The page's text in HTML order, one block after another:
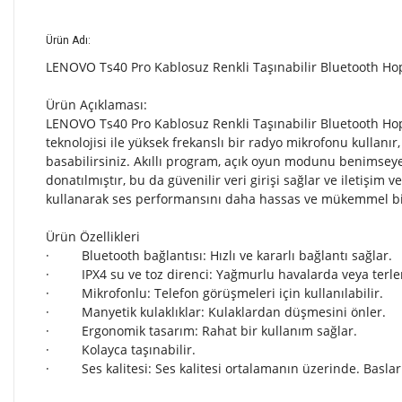
Ürün Adı:
LENOVO Ts40 Pro Kablosuz Renkli Taşınabilir Bluetooth
Ürün Açıklaması:
LENOVO Ts40 Pro Kablosuz Renkli Taşınabilir Bluetooth
teknolojisi ile yüksek frekanslı bir radyo mikrofonu
basabilirsiniz. Akıllı program, açık oyun modunu
donatılmıştır, bu da güvenilir veri girişi sağlar ve iletişim
kullanarak ses performansını daha hassas ve mükemmel
Ürün Özellikleri
· Bluetooth bağlantısı: Hızlı ve kararlı bağlantı sağlar.
· IPX4 su ve toz direnci: Yağmurlu havalarda veya
· Mikrofonlu: Telefon görüşmeleri için kullanılabilir.
· Manyetik kulaklıklar: Kulaklardan düşmesini önler.
· Ergonomik tasarım: Rahat bir kullanım sağlar.
· Kolayca taşınabilir.
· Ses kalitesi: Ses kalitesi ortalamanın üzerinde. Baslar